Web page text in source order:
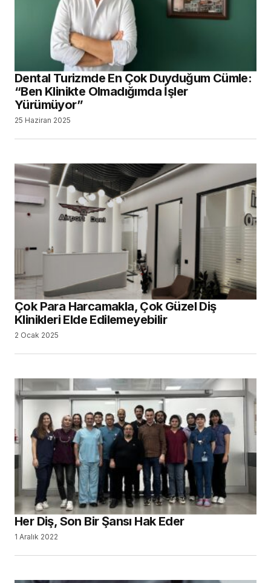
Dental Turizmde En Çok Duyduğum Cümle:
“Ben Klinikte Olmadığımda İşler
Yürümüyor”
25 Haziran 2025
Çok Para Harcamakla, Çok Güzel Diş
Klinikleri Elde Edilemeyebilir
2 Ocak 2025
Her Diş, Son Bir Şansı Hak Eder
1 Aralık 2022